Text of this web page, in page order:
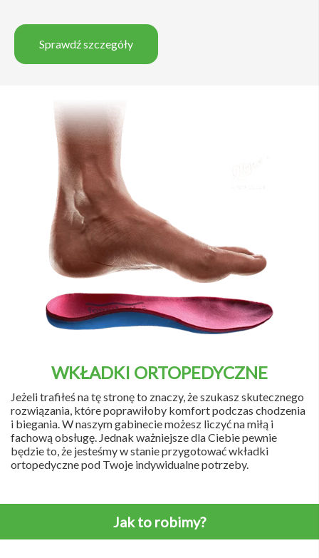
Sprawdź szczegóły
WKŁADKI ORTOPEDYCZNE
Jeżeli trafiłeś na tę stronę to znaczy, że szukasz skutecznego
rozwiązania, które poprawiłoby komfort podczas chodzenia
i biegania. W naszym gabinecie możesz liczyć na miłą i
fachową obsługę. Jednak ważniejsze dla Ciebie pewnie
będzie to, że jesteśmy w stanie przygotować wkładki
ortopedyczne pod Twoje indywidualne potrzeby.
Jak to robimy?